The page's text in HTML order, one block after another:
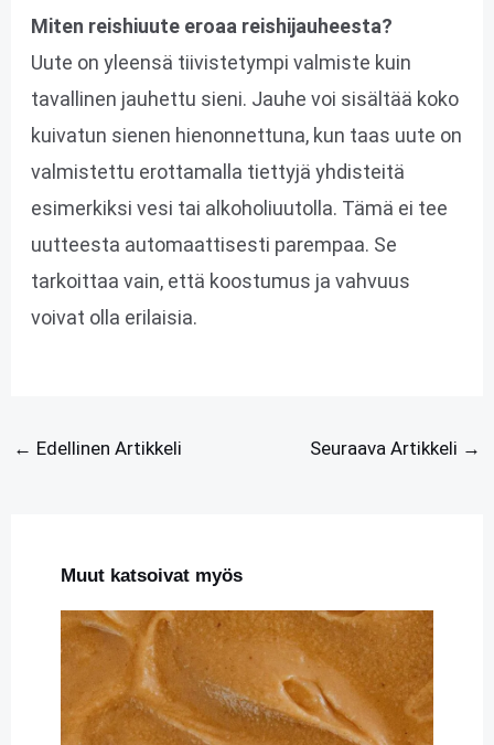
Miten reishiuute eroaa reishijauheesta?
Uute on yleensä tiivistetympi valmiste kuin
tavallinen jauhettu sieni. Jauhe voi sisältää koko
kuivatun sienen hienonnettuna, kun taas uute on
valmistettu erottamalla tiettyjä yhdisteitä
esimerkiksi vesi tai alkoholiuutolla. Tämä ei tee
uutteesta automaattisesti parempaa. Se
tarkoittaa vain, että koostumus ja vahvuus
voivat olla erilaisia.
← Edellinen Artikkeli Seuraava Artikkeli →
Muut katsoivat myös